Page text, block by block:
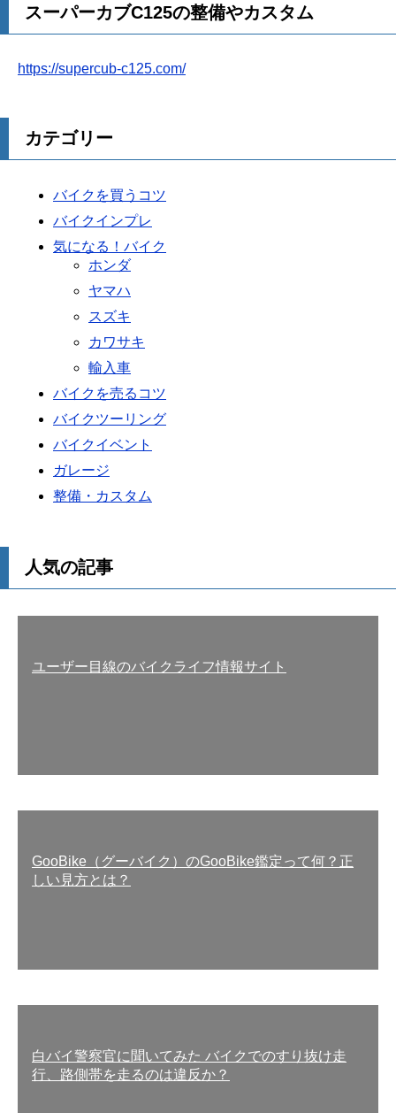
スーパーカブC125の整備やカスタム
https://supercub-c125.com/
カテゴリー
バイクを買うコツ
バイクインプレ
気になる！バイク
ホンダ
ヤマハ
スズキ
カワサキ
輸入車
バイクを売るコツ
バイクツーリング
バイクイベント
ガレージ
整備・カスタム
人気の記事
ユーザー目線のバイクライフ情報サイト
GooBike（グーバイク）のGooBike鑑定って何？正
しい見方とは？
白バイ警察官に聞いてみた バイクでのすり抜け走
行、路側帯を走るのは違反か？